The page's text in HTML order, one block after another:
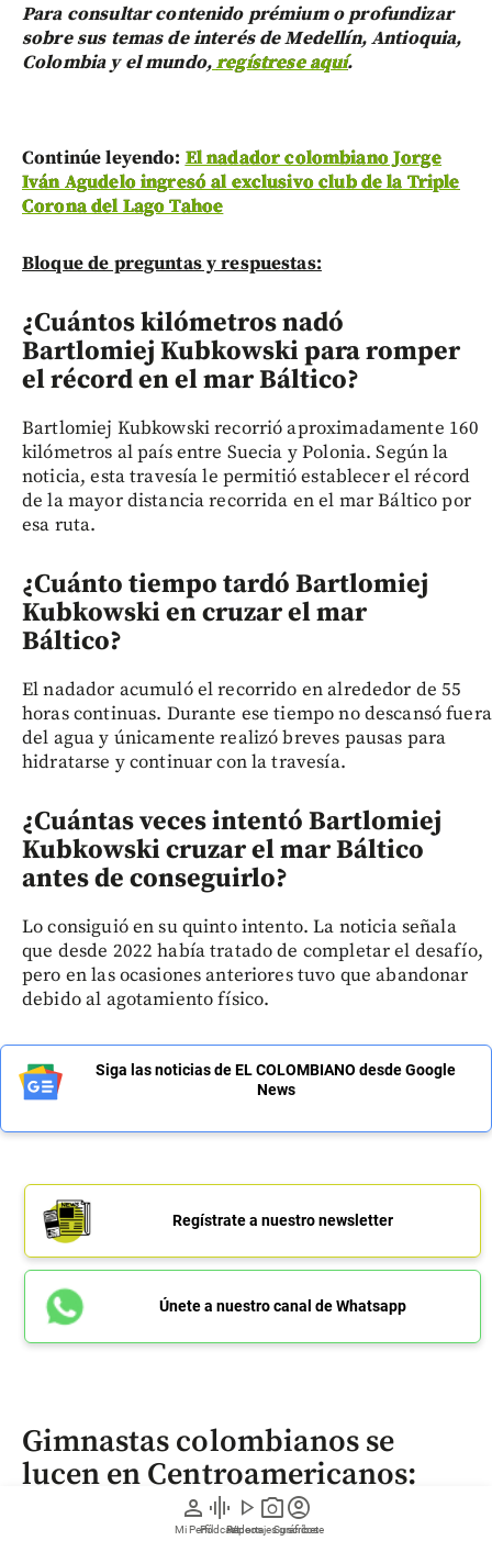
person
Mi Perfil
graphic_eq
Pódcast
play_arrow
Videos
photo_camera
Reportajes gráficos
account_circle
Suscríbete
Para consultar contenido prémium o profundizar
sobre sus temas de interés de Medellín, Antioquia,
Colombia y el mundo,regístrese aquí.
Continúe leyendo: El nadador colombiano Jorge
Iván Agudelo ingresó al exclusivo club de la Triple
Corona del Lago Tahoe
Bloque de preguntas y respuestas:
¿Cuántos kilómetros nadó
Bartlomiej Kubkowski para romper
el récord en el mar Báltico?
Bartlomiej Kubkowski recorrió aproximadamente 160
kilómetros al país entre Suecia y Polonia. Según la
noticia, esta travesía le permitió establecer el récord
de la mayor distancia recorrida en el mar Báltico por
esa ruta.
¿Cuánto tiempo tardó Bartlomiej
Kubkowski en cruzar el mar
Báltico?
El nadador acumuló el recorrido en alrededor de 55
horas continuas. Durante ese tiempo no descansó fuera
del agua y únicamente realizó breves pausas para
hidratarse y continuar con la travesía.
¿Cuántas veces intentó Bartlomiej
Kubkowski cruzar el mar Báltico
antes de conseguirlo?
Lo consiguió en su quinto intento. La noticia señala
que desde 2022 había tratado de completar el desafío,
pero en las ocasiones anteriores tuvo que abandonar
debido al agotamiento físico.
Siga las noticias de EL COLOMBIANO desde Google
News
Regístrate a nuestro newsletter
Únete a nuestro canal de Whatsapp
Gimnastas colombianos se
lucen en Centroamericanos:
hicieron marca que solo han